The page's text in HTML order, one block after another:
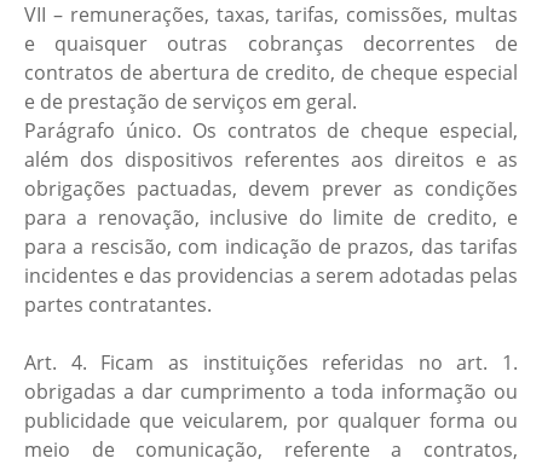
VII – remunerações, taxas, tarifas, comissões, multas
e quaisquer outras cobranças decorrentes de
contratos de abertura de credito, de cheque especial
e de prestação de serviços em geral.
Parágrafo único. Os contratos de cheque especial,
além dos dispositivos referentes aos direitos e as
obrigações pactuadas, devem prever as condições
para a renovação, inclusive do limite de credito, e
para a rescisão, com indicação de prazos, das tarifas
incidentes e das providencias a serem adotadas pelas
partes contratantes.
Art. 4. Ficam as instituições referidas no art. 1.
obrigadas a dar cumprimento a toda informação ou
publicidade que veicularem, por qualquer forma ou
meio de comunicação, referente a contratos,